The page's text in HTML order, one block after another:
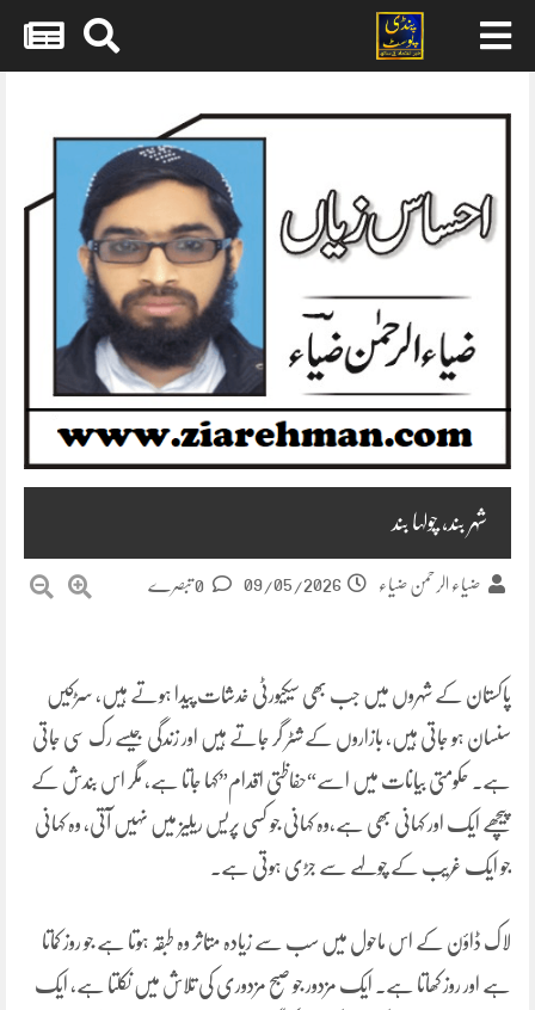
content
شہر بند، چولہا بند
ضیاء الرحمن ضیاء 09/05/2026
پاکستان کے شہروں میں جب بھی سیکیورٹی خدشات پیدا ہوتے ہیں، سڑکیں
سنسان ہو جاتی ہیں، بازاروں کے شٹر گر جاتے ہیں اور زندگی جیسے رک سی جاتی
ہے۔ حکومتی بیانات میں اسے“حفاظتی اقدام”کہا جاتا ہے، مگر اس بندش کے
پیچھے ایک اور کہانی بھی ہے،وہ کہانی جو کسی پریس ریلیز میں نہیں آتی، وہ کہانی
جو ایک غریب کے چولہے سے جڑی ہوتی ہے۔
لاک ڈاؤن کے اس ماحول میں سب سے زیادہ متاثر وہ طبقہ ہوتا ہے جو روز کماتا
ہے اور روز کھاتا ہے۔ ایک مزدور جو صبح مزدوری کی تلاش میں نکلتا ہے، ایک